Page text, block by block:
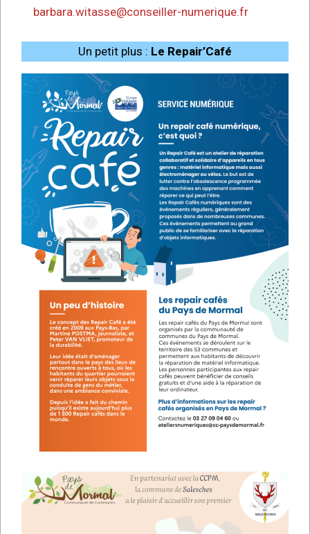
barbara.witasse@conseiller-numerique.fr
Un petit plus : Le Repair’Café